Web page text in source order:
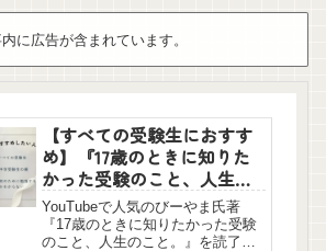
に広告が含まれています。
【すべての受験生におすす
め】『17歳のときに知りた
かった受験のこと、人生の
こと。』びーやまを読んだ
感想
YouTubeで人気のびーやま氏著
『17歳のときに知りたかった受験
のこと、人生のこと。』を読了し